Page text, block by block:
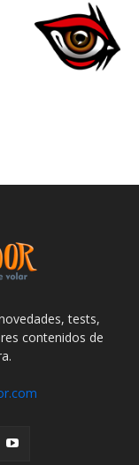
tests,
contenidos de